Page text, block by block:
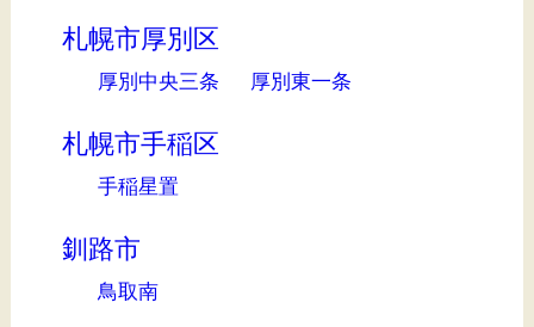
札幌市厚別区
厚別中央三条 厚別東一条
札幌市手稲区
手稲星置
釧路市
鳥取南